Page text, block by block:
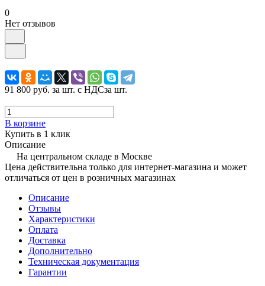
0
Нет отзывов
91 800 руб. за шт. с НДСза шт.
В корзине
Купить в 1 клик
Описание
На центральном складе в Москве
Цена действительна только для интернет-магазина и может
отличаться от цен в розничных магазинах
Описание
Отзывы
Характеристики
Оплата
Доставка
Дополнительно
Техническая документация
Гарантии